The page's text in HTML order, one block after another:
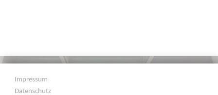
Impressum
Datenschutz